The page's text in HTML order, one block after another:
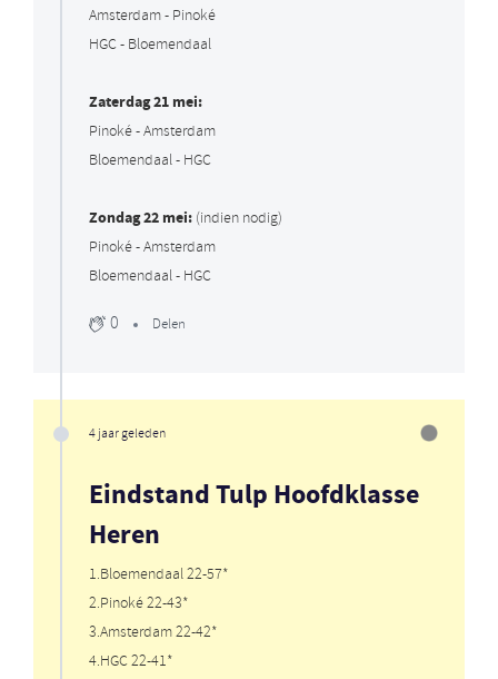
Amsterdam - Pinoké
HGC - Bloemendaal
Zaterdag 21 mei:
Pinoké - Amsterdam
Bloemendaal - HGC
Zondag 22 mei: (indien nodig)
Pinoké - Amsterdam
Bloemendaal - HGC
0 Delen
4 jaar geleden
Eindstand Tulp Hoofdklasse
Heren
1.Bloemendaal 22-57*
2.Pinoké 22-43*
3.Amsterdam 22-42*
4.HGC 22-41*